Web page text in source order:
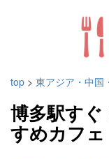
top > 東アジア・中国
博多駅す
すめカフ